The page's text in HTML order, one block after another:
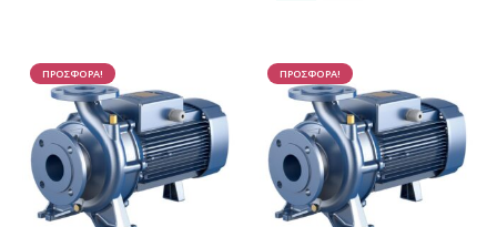
ΠΡΟΣΦΟΡΑ! ΠΡΟΣΦΟΡΑ!